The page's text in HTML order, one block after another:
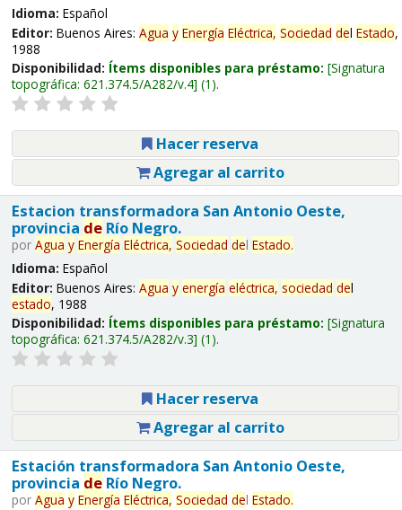
Idioma: Español
Editor: Buenos Aires: Agua y Energía Eléctrica, Sociedad del Estado,
1988
Disponibilidad: Ítems disponibles para préstamo: Signatura
topográfica: 621.374.5/A282/v.4 (1).
Hacer reserva
Agregar al carrito
Estacion transformadora San Antonio Oeste,
provincia deRío Negro.
por Agua y Energía Eléctrica, Sociedad del Estado.
Idioma: Español
Editor: Buenos Aires: Agua y energía eléctrica, sociedad del
estado, 1988
Disponibilidad: Ítems disponibles para préstamo: Signatura
topográfica: 621.374.5/A282/v.3 (1).
Hacer reserva
Agregar al carrito
Estación transformadora San Antonio Oeste,
provincia deRío Negro.
por Agua y Energía Eléctrica, Sociedad del Estado.